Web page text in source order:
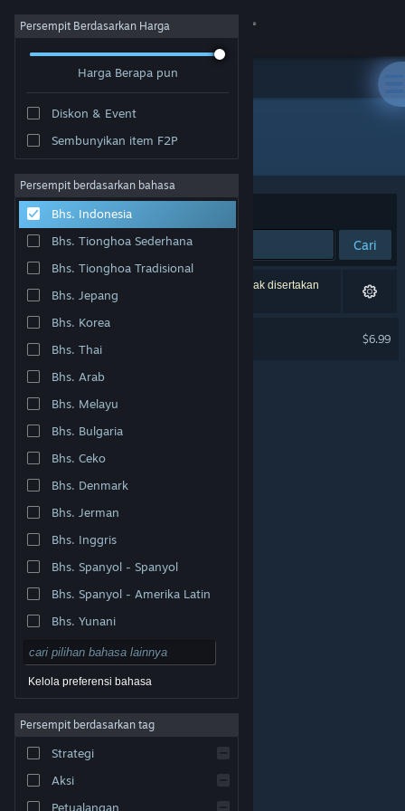
Login
Tentang
Bantuan
Ubah bahasa
Dapatkan Aplikasi Seluler Steam
Lihat situs web desktop
Undang. Semua merek dagang merupakan hak pemilik
Legal| Aksesibilitas
Pengembalian Dana
Persempit Berdasarkan Harga
Harga Berapa pun
Diskon & Event
Sembunyikan item F2P
Persempit berdasarkan bahasa
Bhs. Indonesia
Bhs. Tionghoa Sederhana
Bhs. Tionghoa Tradisional
Bhs. Jepang
Bhs. Korea
Bhs. Thai
Bhs. Arab
Bhs. Melayu
Bhs. Bulgaria
Bhs. Ceko
Bhs. Denmark
Bhs. Jerman
Bhs. Inggris
Bhs. Spanyol - Spanyol
Bhs. Spanyol - Amerika Latin
Bhs. Yunani
Kelola preferensi bahasa
Persempit berdasarkan tag
Strategi
Aksi
Petualangan
Pengembang: Ahr Ech
Berdasarkan Relevansi
Cari
1 hasil cocok dengan pencarianmu. 2 produk tidak disertakan
berdasarkan preferensimu.
$6.99